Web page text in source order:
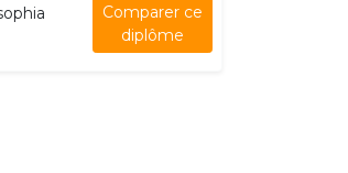
Comparer ce
diplôme